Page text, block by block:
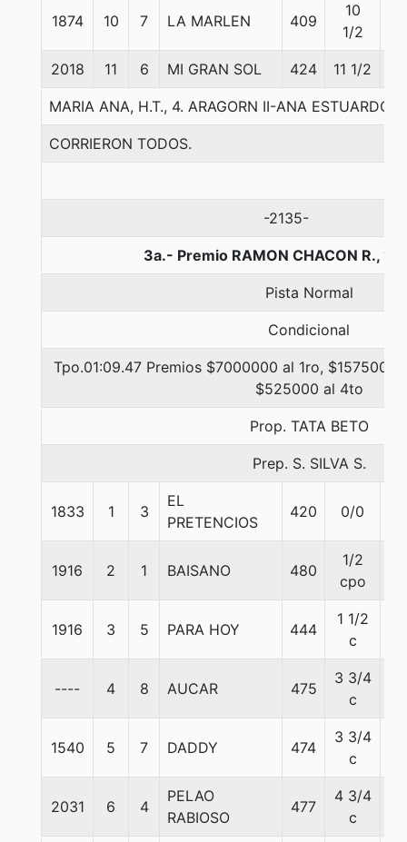
1874 10 7 LA MARLEN 409
10
1/2
2018 11 6 MI GRAN SOL 424 11 1/2
MARIA ANA, H.T., 4. ARAGORN II-ANA ESTUARDO-
CORRIERON TODOS.
-2135-
3a.- Premio RAMON CHACON R.,
Pista Normal
Condicional
Tpo.01:09.47 Premios $7000000 al 1ro,
$525000 al 4to
Prop. TATA BETO
Prep. S. SILVA S.
1833 1 3
EL
PRETENCIOS
420 0/0
1916 2 1 BAISANO 480
1/2
cpo
1916 3 5 PARA HOY 444
1 1/2
c
---- 4 8 AUCAR 475
3 3/4
c
1540 5 7 DADDY 474
3 3/4
c
2031 6 4
PELAO
RABIOSO
477
4 3/4
c